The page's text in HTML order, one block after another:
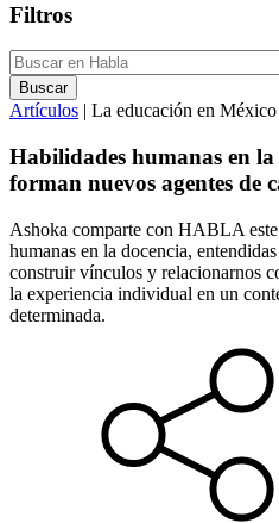
Filtros
Artículos | La educación en México
Habilidades humanas en la
forman nuevos agentes de
Ashoka comparte con HABLA
humanas en la docencia,
construir vínculos y relacionarnos
la experiencia individual en un
determinada.